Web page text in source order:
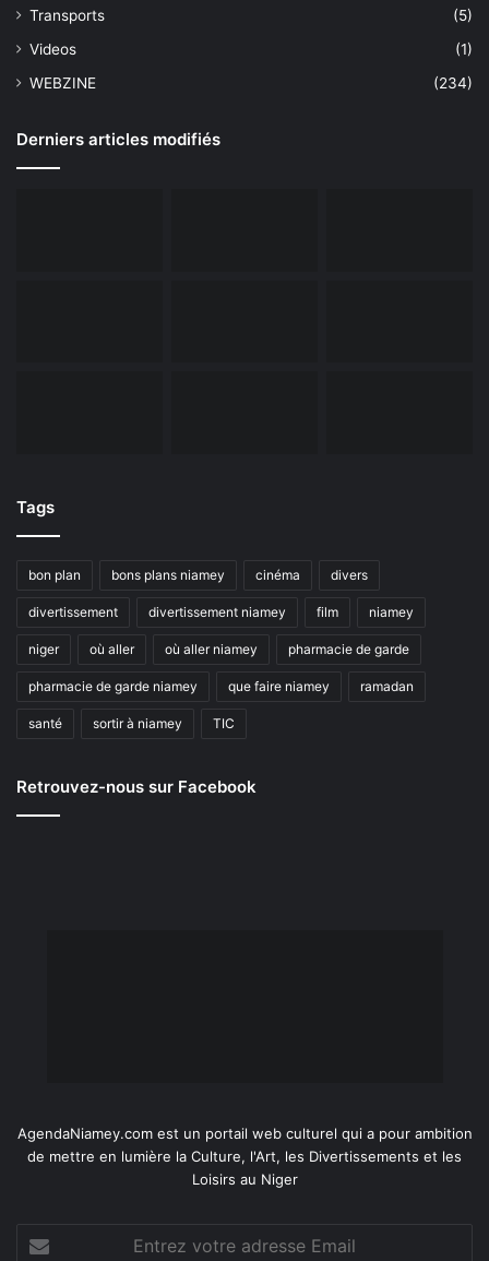
Transports
(5)
Videos
(1)
WEBZINE
(234)
Derniers articles modifiés
Tags
bon plan bons plans niamey cinéma divers
divertissement divertissement niamey film niamey
niger où aller où aller niamey pharmacie de garde
pharmacie de garde niamey que faire niamey ramadan
santé sortir à niamey TIC
Retrouvez-nous sur Facebook
AgendaNiamey.com est un portail web culturel qui a pour ambition
de mettre en lumière la Culture, l'Art, les Divertissements et les
Loisirs au Niger